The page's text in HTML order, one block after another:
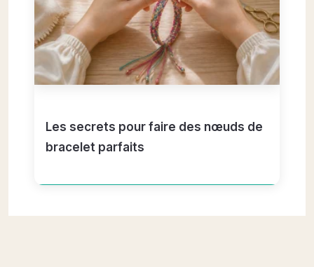
Les secrets pour faire des nœuds de
bracelet parfaits